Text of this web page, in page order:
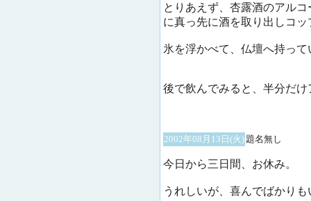
とりあえず、杏露酒のアル
に真っ先に酒を取り出しコ
氷を浮かべて、仏壇へ持っ
後で飲んでみると、半分だ
2002年08月13日(火) 題名無し
今日から三日間、お休み。
うれしいが、喜んでばかり